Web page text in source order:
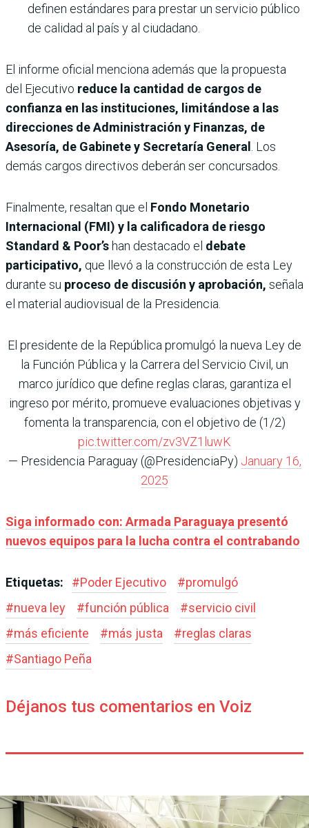
definen estándares para prestar un servicio público
de calidad al país y al ciudadano.
El informe oficial menciona además que la propuesta
del Ejecutivo reduce la cantidad de cargos de
confianza en las instituciones, limitándose a las
direcciones de Administración y Finanzas, de
Asesoría, de Gabinete y Secretaría General . Los
demás cargos directivos deberán ser concursados.
Finalmente, resaltan que el Fondo Monetario
Internacional (FMI) y la calificadora de riesgo
Standard & Poor’shan destacado el debate
participativo, que llevó a la construcción de esta Ley
durante su proceso de discusión y aprobación, señala
el material audiovisual de la Presidencia.
El presidente de la República promulgó la nueva Ley de
la Función Pública y la Carrera del Servicio Civil, un
marco jurídico que define reglas claras, garantiza el
ingreso por mérito, promueve evaluaciones objetivas y
fomenta la transparencia, con el objetivo de (1/2)
pic.twitter.com/zv3VZ1luwK
— Presidencia Paraguay (@PresidenciaPy) January 16,
2025
Siga informado con: Armada Paraguaya presentó
nuevos equipos para la lucha contra el contrabando
Etiquetas: #Poder Ejecutivo #promulgó
#nueva ley #función pública #servicio civil
#más eficiente #más justa #reglas claras
#Santiago Peña
Déjanos tus comentarios en Voiz